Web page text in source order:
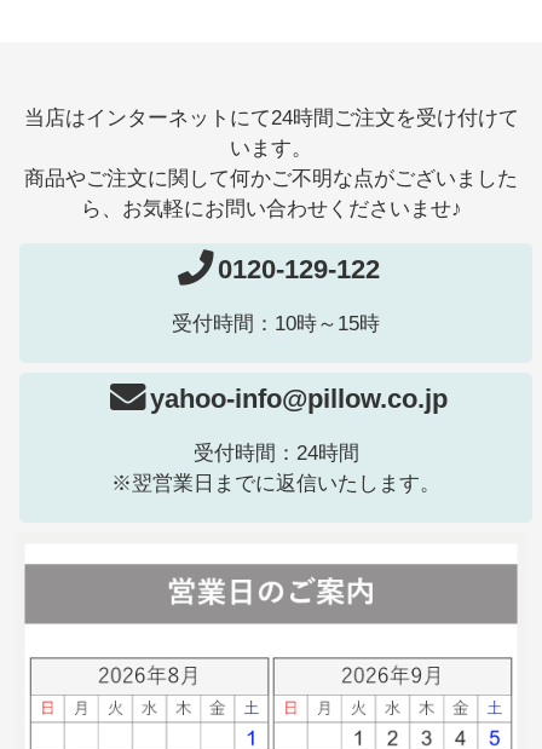
当店はインターネットにて24時間ご注文を受け付けて
います。
商品やご注文に関して何かご不明な点がございました
ら、お気軽にお問い合わせくださいませ♪
0120-129-122
受付時間：10時～15時
yahoo-info@pillow.co.jp
受付時間：24時間
※翌営業日までに返信いたします。